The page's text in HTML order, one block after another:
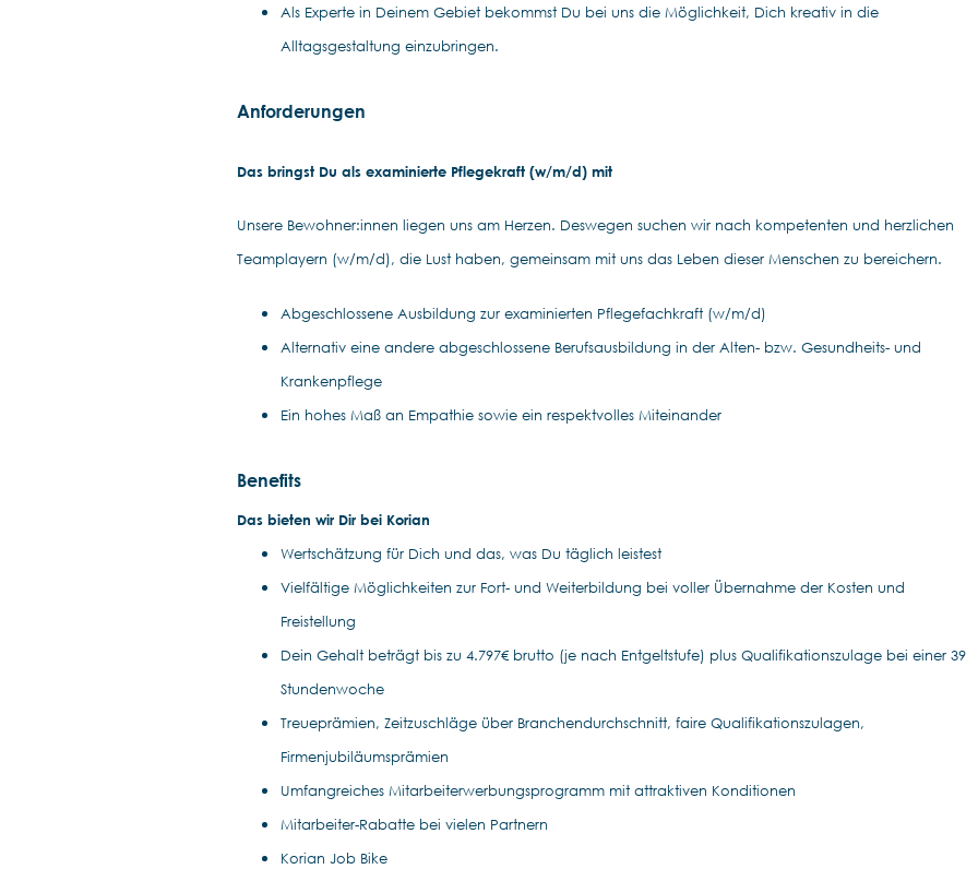
Als Experte in Deinem Gebiet bekommst Du bei uns die Möglichkeit, Dich kreativ in die
Alltagsgestaltung einzubringen.
Anforderungen
Das bringst Du als examinierte Pflegekraft (w/m/d) mit
Unsere Bewohner:innen liegen uns am Herzen. Deswegen suchen wir nach kompetenten und herzlichen
Teamplayern (w/m/d), die Lust haben, gemeinsam mit uns das Leben dieser Menschen zu bereichern.
Abgeschlossene Ausbildung zur examinierten Pflegefachkraft (w/m/d)
Alternativ eine andere abgeschlossene Berufsausbildung in der Alten- bzw. Gesundheits- und
Krankenpflege
Ein hohes Maß an Empathie sowie ein respektvolles Miteinander
Benefits
Das bieten wir Dir bei Korian
Wertschätzung für Dich und das, was Du täglich leistest
Vielfältige Möglichkeiten zur Fort- und Weiterbildung bei voller Übernahme der Kosten und
Freistellung
Dein Gehalt beträgt bis zu 4.797€ brutto (je nach Entgeltstufe) plus Qualifikationszulage bei einer 39
Stundenwoche
Treueprämien, Zeitzuschläge über Branchendurchschnitt, faire Qualifikationszulagen,
Firmenjubiläumsprämien
Umfangreiches Mitarbeiterwerbungsprogramm mit attraktiven Konditionen
Mitarbeiter-Rabatte bei vielen Partnern
Korian Job Bike